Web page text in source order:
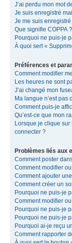
J’ai perdu mon mot
Je suis enregistré
Je me suis
Que signifie COPPA ?
Pourquoi ne puis-je
À quoi sert «
Préférences et
Comment modifier
Les heures ne sont
J’ai changé mon
Ma langue n’est pas
Comment puis-je
Qu’est-ce que mon
Lorsque je clique sur
connecter ?
Problèmes liés aux
Comment poster
Comment modifier
Comment ajouter
Comment créer un
Pourquoi ne puis-je
Comment modifier
Pourquoi ne puis-je
Pourquoi ne puis-je
Pourquoi ai-je reçu
Comment rapporter